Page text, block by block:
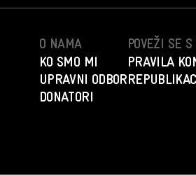
O NAMA
KO SMO MI
UPRAVNI ODBOR
DONATORI
POVEŽI SE
PRAVILA